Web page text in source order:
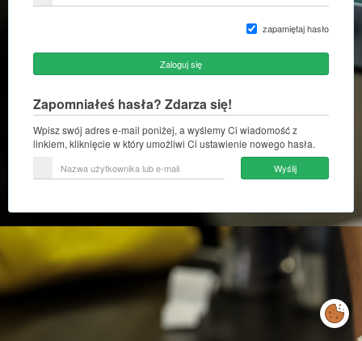
e-
zapamiętaj hasło
Zaloguj się
Zapomniałeś hasła? Zdarza się!
Wpisz swój adres e-mail poniżej, a wyślemy Ci wiadomość z
linkiem, kliknięcie w który umożliwi Ci ustawienie nowego hasła.
użytkownika
mail
Wyślij
Zarządzaj
preferencjami
cookies